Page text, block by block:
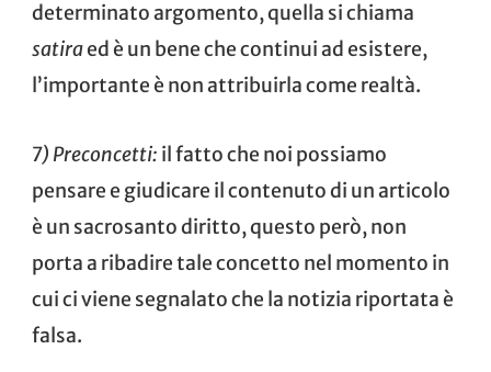
determinato argomento, quella si chiama
satiraed è un bene che continui ad esistere,
l’importante è non attribuirla come realtà.
7) Preconcetti: il fatto che noi possiamo
pensare e giudicare il contenuto di un articolo
è un sacrosanto diritto, questo però, non
porta a ribadire tale concetto nel momento in
cui ci viene segnalato che la notizia riportata è
falsa.